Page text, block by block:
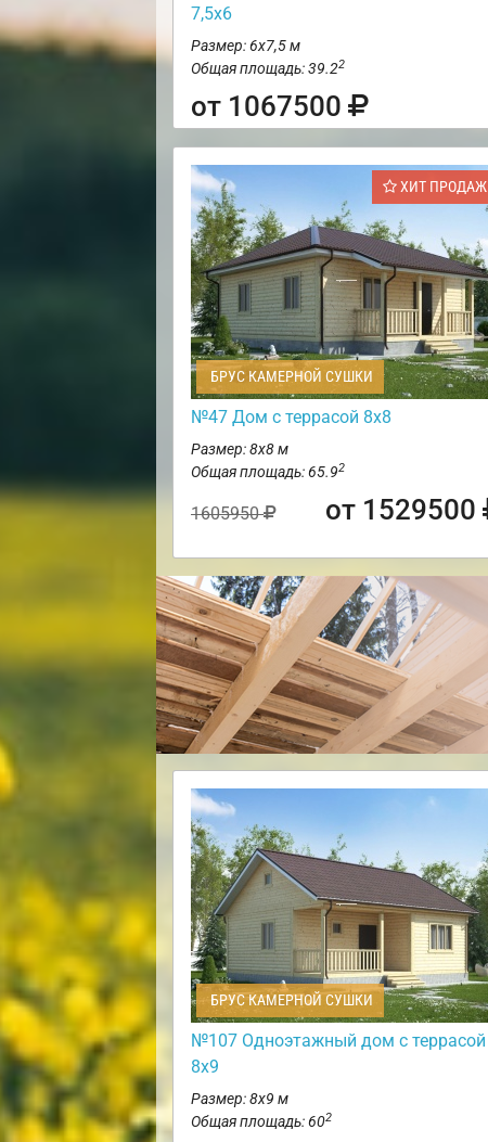
7,5х6
Размер: 6х7,5 м
Общая площадь: 39.22
от 1067500
ХИТ ПРОДАЖ
БРУС КАМЕРНОЙ СУШКИ
№47 Дом с террасой 8х8
Размер: 8х8 м
Общая площадь: 65.92
1605950 от 1529500
БРУС КАМЕРНОЙ СУШКИ
№107 Одноэтажный дом с террасой
8х9
Размер: 8х9 м
Общая площадь: 602